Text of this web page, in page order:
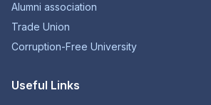
Alumni association
Trade Union
Corruption-Free University
Useful Links